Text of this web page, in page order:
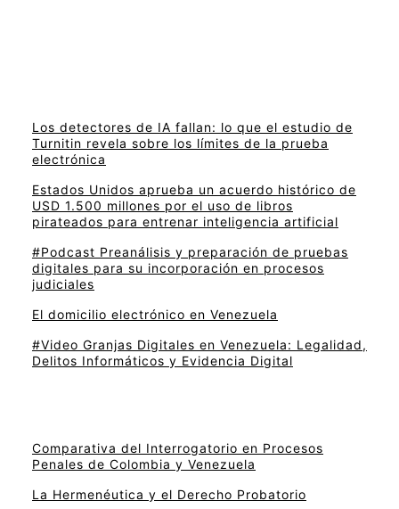
Los detectores de IA fallan: lo que el estudio de
Turnitin revela sobre los límites de la prueba
electrónica
Estados Unidos aprueba un acuerdo histórico de
USD 1.500 millones por el uso de libros
pirateados para entrenar inteligencia artificial
#Podcast Preanálisis y preparación de pruebas
digitales para su incorporación en procesos
judiciales
El domicilio electrónico en Venezuela
#Video Granjas Digitales en Venezuela: Legalidad,
Delitos Informáticos y Evidencia Digital
Comparativa del Interrogatorio en Procesos
Penales de Colombia y Venezuela
La Hermenéutica y el Derecho Probatorio